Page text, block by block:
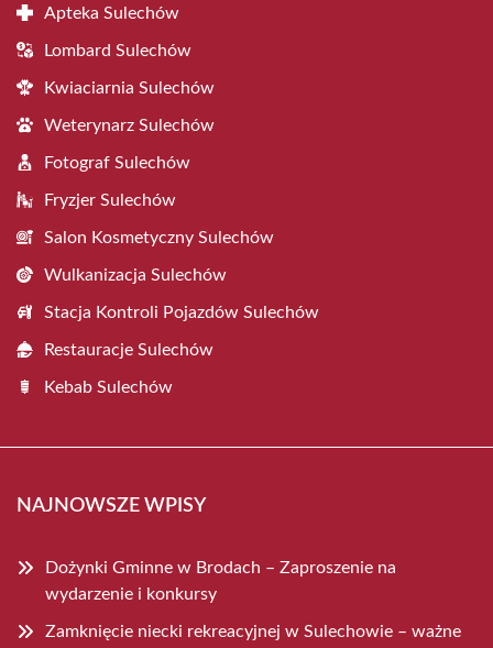
Apteka Sulechów
Lombard Sulechów
Kwiaciarnia Sulechów
Weterynarz Sulechów
Fotograf Sulechów
Fryzjer Sulechów
Salon Kosmetyczny Sulechów
Wulkanizacja Sulechów
Stacja Kontroli Pojazdów Sulechów
Restauracje Sulechów
Kebab Sulechów
NAJNOWSZE WPISY
Dożynki Gminne w Brodach – Zaproszenie na
wydarzenie i konkursy
Zamknięcie niecki rekreacyjnej w Sulechowie – ważne